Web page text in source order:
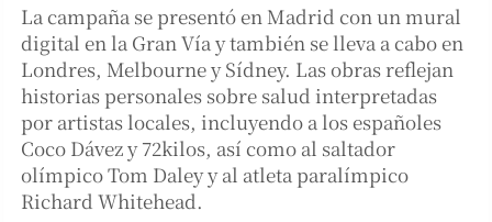
La campaña se presentó en Madrid con un mural
digital en la Gran Vía y también se lleva a cabo en
Londres, Melbourne y Sídney. Las obras reflejan
historias personales sobre salud interpretadas
por artistas locales, incluyendo a los españoles
Coco Dávez y 72kilos, así como al saltador
olímpico Tom Daley y al atleta paralímpico
Richard Whitehead.